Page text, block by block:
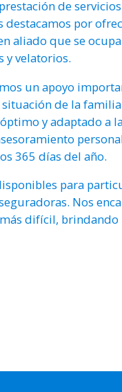
de
destacamos por
aliado que se
y velatorios.
un apoyo
de la
y adaptado a
365 días del año.
para
Nos
difícil,